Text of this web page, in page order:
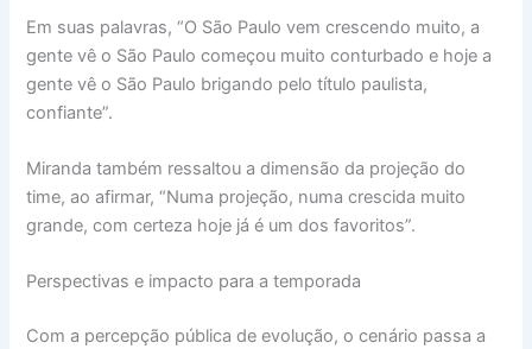
Em suas palavras, “O São Paulo vem crescendo muito, a
gente vê o São Paulo começou muito conturbado e hoje a
gente vê o São Paulo brigando pelo título paulista,
confiante”.
Miranda também ressaltou a dimensão da projeção do
time, ao afirmar, “Numa projeção, numa crescida muito
grande, com certeza hoje já é um dos favoritos”.
Perspectivas e impacto para a temporada
Com a percepção pública de evolução, o cenário passa a